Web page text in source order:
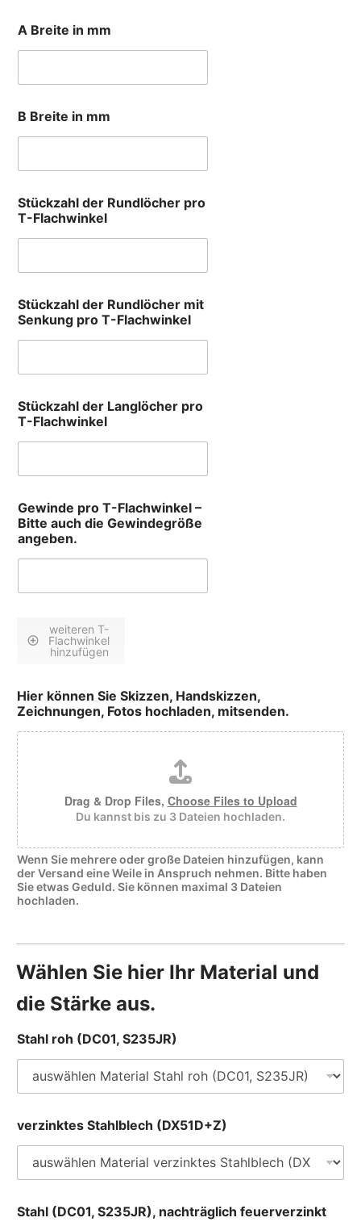
A Breite in mm
B Breite in mm
Stückzahl der Rundlöcher pro
T-Flachwinkel
Stückzahl der Rundlöcher mit
Senkung pro T-Flachwinkel
Stückzahl der Langlöcher pro
T-Flachwinkel
Gewinde pro T-Flachwinkel –
Bitte auch die Gewindegröße
angeben.
weiteren T-
Flachwinkel
hinzufügen
Hier können Sie Skizzen, Handskizzen,
Zeichnungen, Fotos hochladen, mitsenden.
Drag & Drop Files, Choose Files to Upload
Du kannst bis zu 3 Dateien hochladen.
Wenn Sie mehrere oder große Dateien hinzufügen, kann
der Versand eine Weile in Anspruch nehmen. Bitte haben
Sie etwas Geduld. Sie können maximal 3 Dateien
hochladen.
Wählen Sie hier Ihr Material und
die Stärke aus.
Stahl roh (DC01, S235JR)
verzinktes Stahlblech (DX51D+Z)
Stahl (DC01, S235JR), nachträglich feuerverzinkt